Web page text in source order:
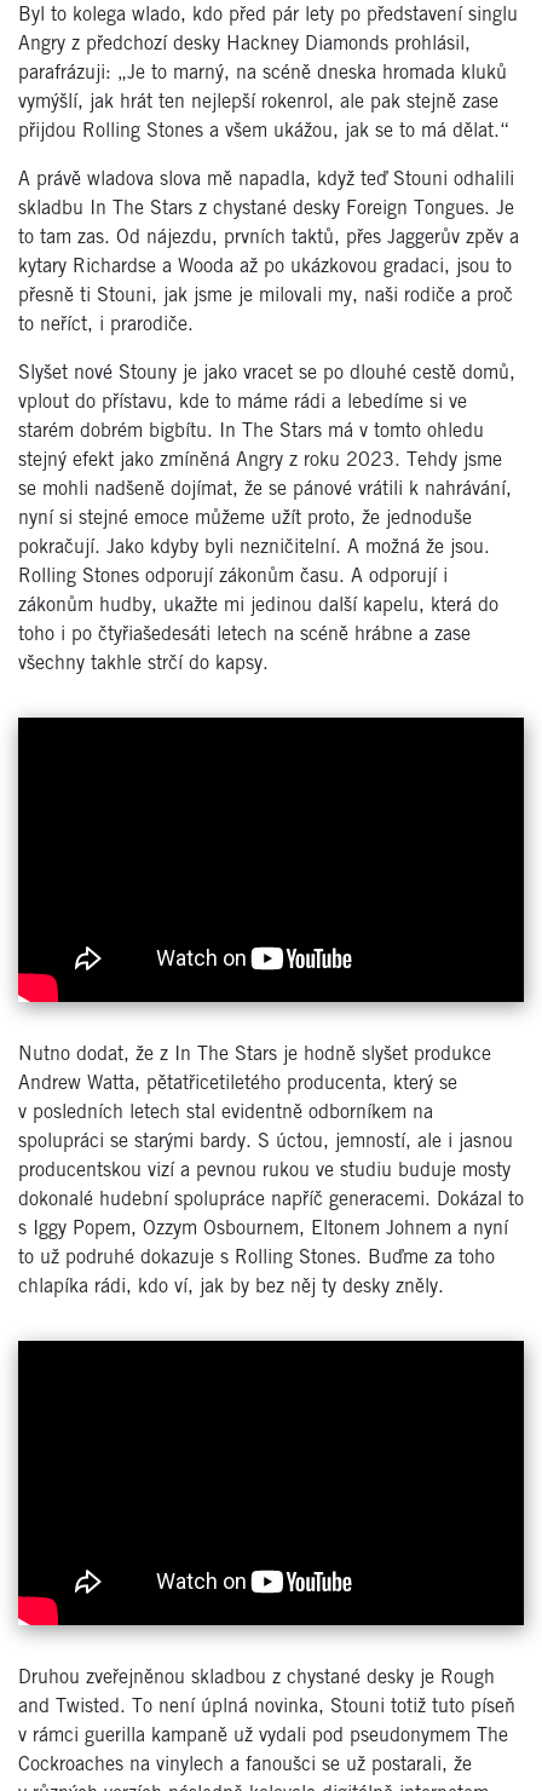
Byl to kolega wlado, kdo před pár lety po představení singlu
Angry z předchozí desky Hackney Diamonds prohlásil,
parafrázuji: „Je to marný, na scéně dneska hromada kluků
vymýšlí, jak hrát ten nejlepší rokenrol, ale pak stejně zase
přijdou Rolling Stones a všem ukážou, jak se to má dělat.“
A právě wladova slova mě napadla, když teď Stouni odhalili
skladbu In The Stars z chystané desky Foreign Tongues. Je
to tam zas. Od nájezdu, prvních taktů, přes Jaggerův zpěv a
kytary Richardse a Wooda až po ukázkovou gradaci, jsou to
přesně ti Stouni, jak jsme je milovali my, naši rodiče a proč
to neříct, i prarodiče.
Slyšet nové Stouny je jako vracet se po dlouhé cestě domů,
vplout do přístavu, kde to máme rádi a lebedíme si ve
starém dobrém bigbítu. In The Stars má v tomto ohledu
stejný efekt jako zmíněná Angry z roku 2023. Tehdy jsme
se mohli nadšeně dojímat, že se pánové vrátili k nahrávání,
nyní si stejné emoce můžeme užít proto, že jednoduše
pokračují. Jako kdyby byli nezničitelní. A možná že jsou.
Rolling Stones odporují zákonům času. A odporují i
zákonům hudby, ukažte mi jedinou další kapelu, která do
toho i po čtyřiašedesáti letech na scéně hrábne a zase
všechny takhle strčí do kapsy.
Nutno dodat, že z In The Stars je hodně slyšet produkce
Andrew Watta, pětatřicetiletého producenta, který se
v posledních letech stal evidentně odborníkem na
spolupráci se starými bardy. S úctou, jemností, ale i jasnou
producentskou vizí a pevnou rukou ve studiu buduje mosty
dokonalé hudební spolupráce napříč generacemi. Dokázal to
s Iggy Popem, Ozzym Osbournem, Eltonem Johnem a nyní
to už podruhé dokazuje s Rolling Stones. Buďme za toho
chlapíka rádi, kdo ví, jak by bez něj ty desky zněly.
Druhou zveřejněnou skladbou z chystané desky je Rough
and Twisted. To není úplná novinka, Stouni totiž tuto píseň
v rámci guerilla kampaně už vydali pod pseudonymem The
Cockroaches na vinylech a fanoušci se už postarali, že